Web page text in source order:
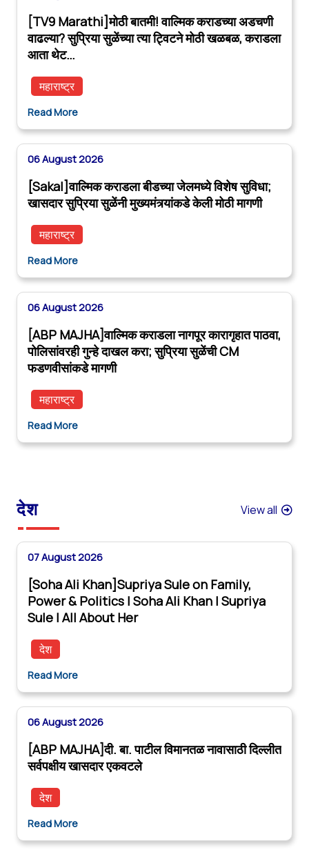
[TV9 Marathi]मोठी बातमी! वाल्मिक कराडच्या अडचणी
वाढल्या? सुप्रिया सुळेंच्या त्या ट्विटने मोठी खळबळ, कराडला
आता थेट…
महाराष्ट्र
Read More
06 August 2026
[Sakal]वाल्मिक कराडला बीडच्या जेलमध्ये विशेष सुविधा;
खासदार सुप्रिया सुळेंनी मुख्यमंत्र्यांकडे केली मोठी मागणी
महाराष्ट्र
Read More
06 August 2026
[ABP MAJHA]वाल्मिक कराडला नागपूर कारागृहात पाठवा,
पोलिसांवरही गुन्हे दाखल करा; सुप्रिया सुळेंची CM
फडणवीसांकडे मागणी
महाराष्ट्र
Read More
देश View all
07 August 2026
[Soha Ali Khan]Supriya Sule on Family,
Power & Politics | Soha Ali Khan | Supriya
Sule | All About Her
देश
Read More
06 August 2026
[ABP MAJHA]दी. बा. पाटील विमानतळ नावासाठी दिल्लीत
सर्वपक्षीय खासदार एकवटले
देश
Read More